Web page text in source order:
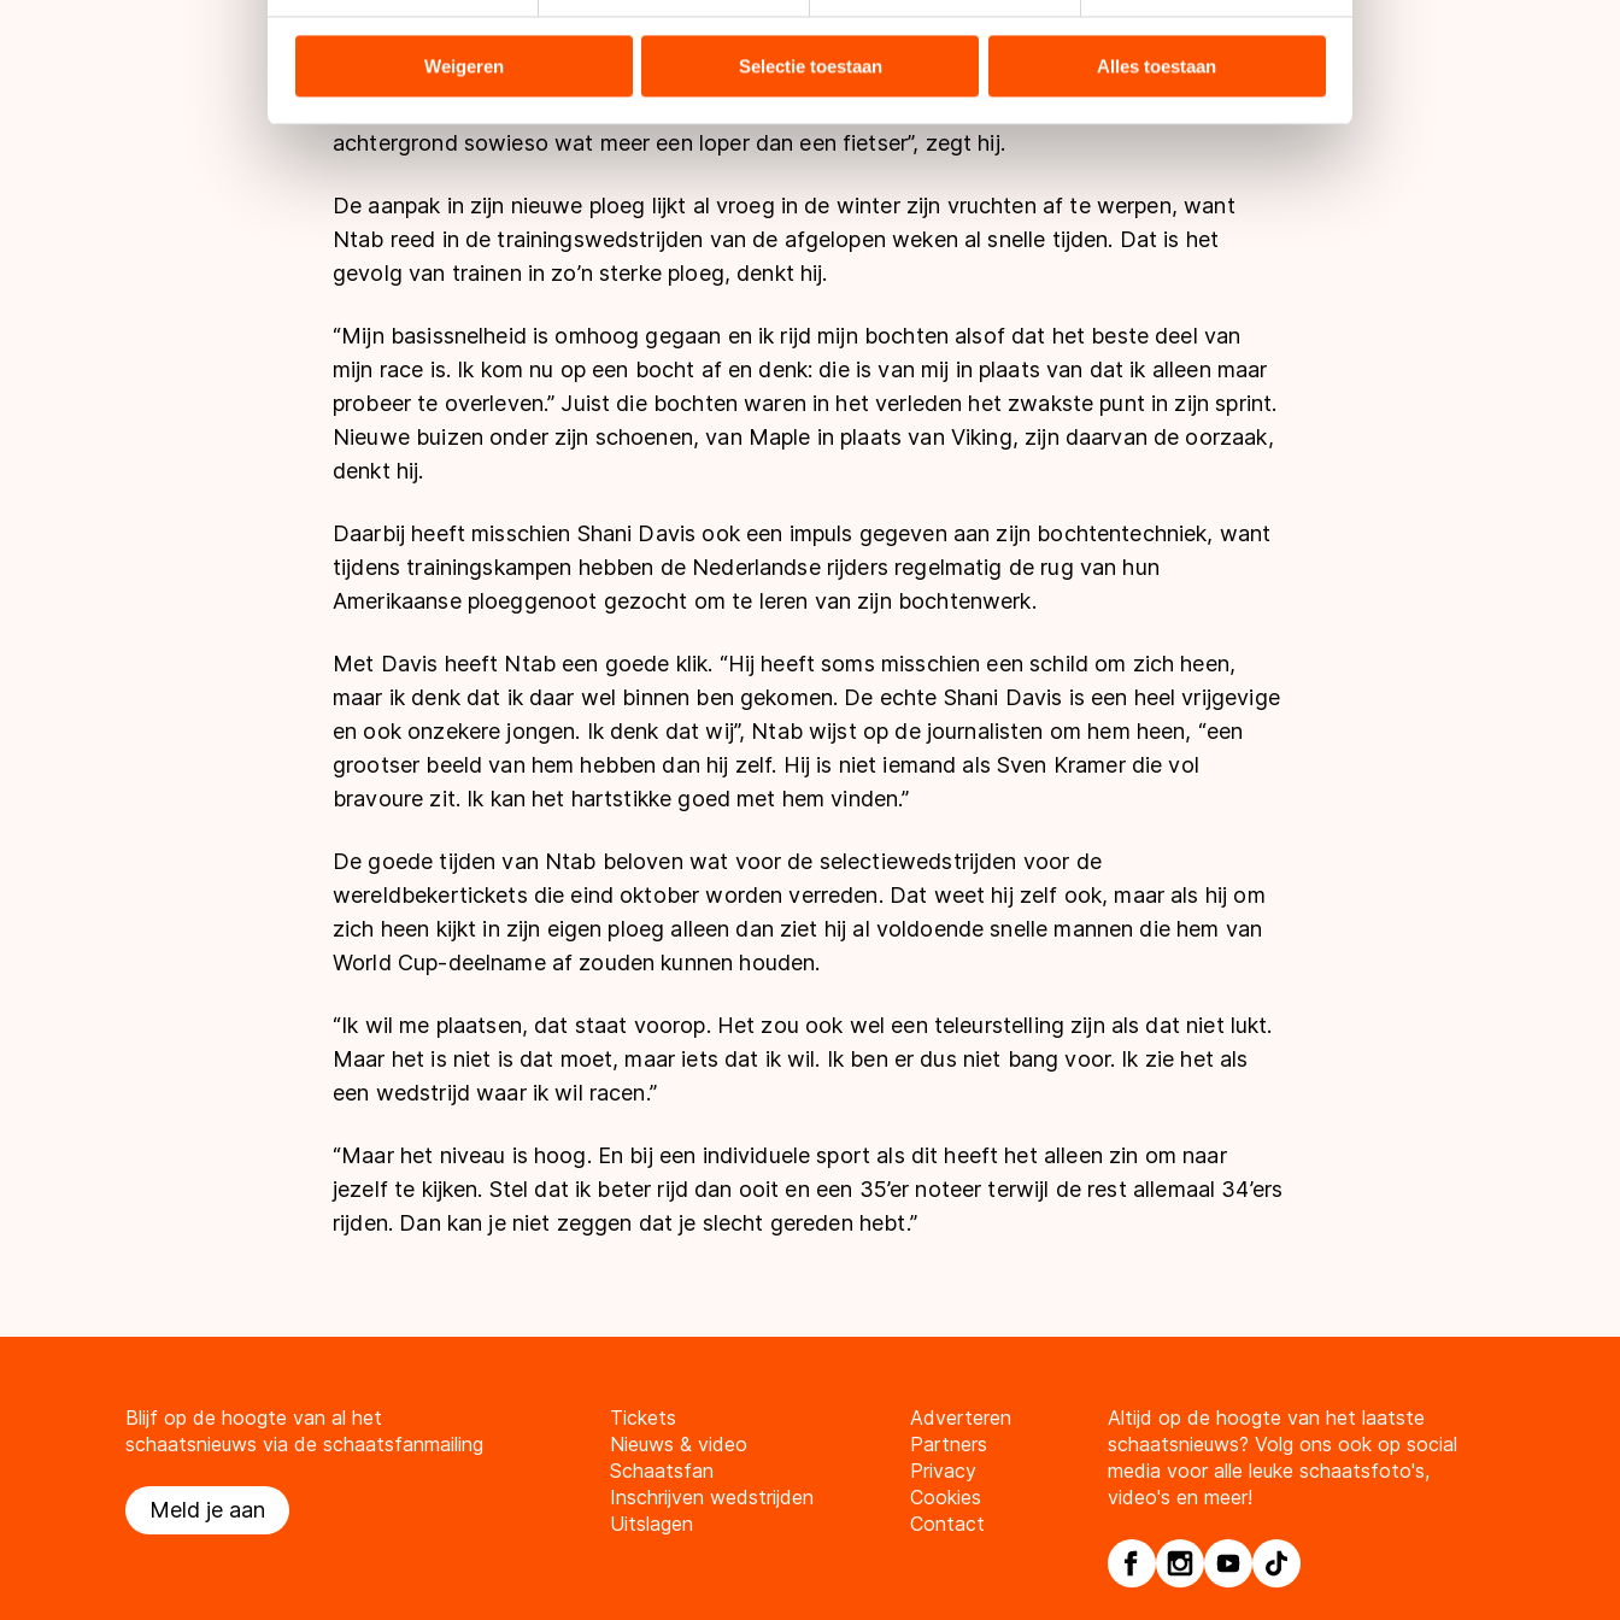
analyseren. We delen informatie over uw gebruik van onze site met onze partners voor social media, advertenties en
analyse. Zij kunnen deze combineren met andere gegevens die u aan hen heeft verstrekt of die zij hebben verzameld via
hun services. Sommige partners kunnen gegevens doorgeven aan landen buiten de EU, zoals de VS, waar mogelijk geen
adequaat beschermingsniveau geldt volgens de GDPR. Door op ‘Toestaan’ te klikken, stemt u in met deze overdracht.
Meer informatie vindt u in ons cookiebeleid.
Weigeren Selectie toestaan Alles toestaan
blij dat me niet alles verteld wordt te doen. Zo kan ik mijn eigen sporthart laten spreken.”
Zo prefereert Ntab het om niet op de racefiets of hometrainer warm te rijden voor een
achtergrond sowieso wat meer een loper dan een fietser”, zegt hij.
De aanpak in zijn nieuwe ploeg lijkt al vroeg in de winter zijn vruchten af te werpen, want
Ntab reed in de trainingswedstrijden van de afgelopen weken al snelle tijden. Dat is het
gevolg van trainen in zo’n sterke ploeg, denkt hij.
“Mijn basissnelheid is omhoog gegaan en ik rijd mijn bochten alsof dat het beste deel van
mijn race is. Ik kom nu op een bocht af en denk: die is van mij in plaats van dat ik alleen maar
probeer te overleven.” Juist die bochten waren in het verleden het zwakste punt in zijn sprint.
Nieuwe buizen onder zijn schoenen, van Maple in plaats van Viking, zijn daarvan de oorzaak,
denkt hij.
Daarbij heeft misschien Shani Davis ook een impuls gegeven aan zijn bochtentechniek, want
tijdens trainingskampen hebben de Nederlandse rijders regelmatig de rug van hun
Amerikaanse ploeggenoot gezocht om te leren van zijn bochtenwerk.
Met Davis heeft Ntab een goede klik. “Hij heeft soms misschien een schild om zich heen,
maar ik denk dat ik daar wel binnen ben gekomen. De echte Shani Davis is een heel vrijgevige
en ook onzekere jongen. Ik denk dat wij”, Ntab wijst op de journalisten om hem heen, “een
grootser beeld van hem hebben dan hij zelf. Hij is niet iemand als Sven Kramer die vol
bravoure zit. Ik kan het hartstikke goed met hem vinden.”
De goede tijden van Ntab beloven wat voor de selectiewedstrijden voor de
wereldbekertickets die eind oktober worden verreden. Dat weet hij zelf ook, maar als hij om
zich heen kijkt in zijn eigen ploeg alleen dan ziet hij al voldoende snelle mannen die hem van
World Cup-deelname af zouden kunnen houden.
“Ik wil me plaatsen, dat staat voorop. Het zou ook wel een teleurstelling zijn als dat niet lukt.
Maar het is niet is dat moet, maar iets dat ik wil. Ik ben er dus niet bang voor. Ik zie het als
een wedstrijd waar ik wil racen.”
“Maar het niveau is hoog. En bij een individuele sport als dit heeft het alleen zin om naar
jezelf te kijken. Stel dat ik beter rijd dan ooit en een 35’er noteer terwijl de rest allemaal 34’ers
rijden. Dan kan je niet zeggen dat je slecht gereden hebt.”
Blijf op de hoogte van al het
schaatsnieuws via de schaatsfanmailing
Meld je aan
Tickets
Nieuws & video
Schaatsfan
Inschrijven wedstrijden
Uitslagen
Adverteren
Partners
Privacy
Cookies
Contact
Altijd op de hoogte van het laatste
schaatsnieuws? Volg ons ook op social
media voor alle leuke schaatsfoto's,
video's en meer!